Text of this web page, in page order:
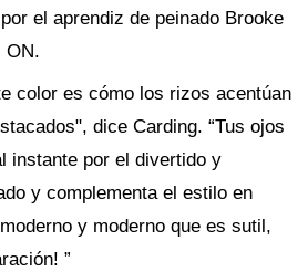
el aprendiz de peinado Brooke
ON.
color es cómo los rizos acentúan
dice Carding. “Tus ojos
instante por el divertido y
y complementa el estilo en
y moderno que es sutil,
”